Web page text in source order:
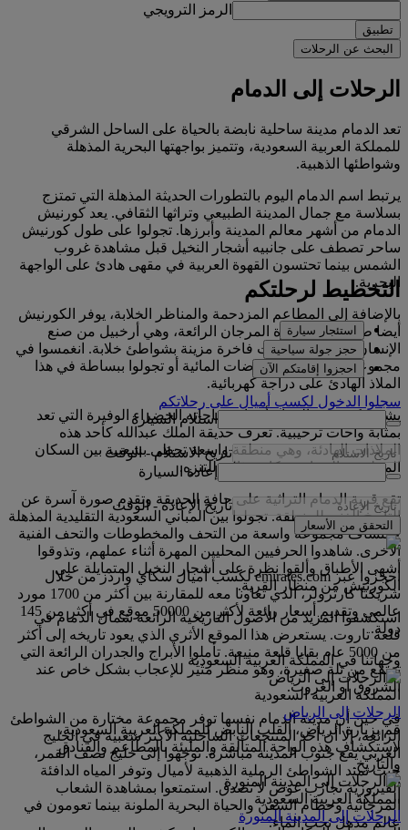
الرمز الترويجي
تطبيق
البحث عن الرحلات
الرحلات إلى الدمام
تعد الدمام مدينة ساحلية نابضة بالحياة على الساحل الشرقي
للمملكة العربية السعودية، وتتميز بواجهتها البحرية المذهلة
وشواطئها الذهبية.
يرتبط اسم الدمام اليوم بالتطورات الحديثة المذهلة التي تمتزج
بسلاسة مع جمال المدينة الطبيعي وتراثها الثقافي. يعد كورنيش
الدمام من أشهر معالم المدينة وأبرزها. تجولوا على طول كورنيش
ساحر تصطف على جانبيه أشجار النخيل قبل مشاهدة غروب
الشمس بينما تحتسون القهوة العربية في مقهى هادئ على الواجهة
البحرية.
بالإضافة إلى المطاعم المزدحمة والمناظر الخلابة، يوفر الكورنيش
أيضا طريقا إلى جزيرة المرجان الرائعة، وهي أرخبيل من صنع
الإنسان تحتضن منتجعات فاخرة مزينة بشواطئ خلابة. انغمسوا في
مجموعة متنوعة من الرياضات المائية أو تجولوا ببساطة في هذا
الملاذ الهادئ على دراجة كهربائية.
يشتهر كورنيش الدمام أيضا بمساحاته الخضراء الوفيرة التي تعد
بمثابة واحات ترحيبية. تعرف حديقة الملك عبدالله كأحد هذه
الملاذات الهادئة، وهي منطقة واسعة تحظى بشعبية بين السكان
المحليين والسياح ومكان مثالي للتنزه.
تقع قرية الدمام التراثية على حافة الحديقة وتقدم صورة آسرة عن
التاريخ الغني للمنطقة. تجولوا بين المباني السعودية التقليدية المذهلة
لاكتشاف مجموعة واسعة من التحف والمخطوطات والتحف الفنية
الأخرى. شاهدوا الحرفيين المحليين المهرة أثناء عملهم، وتذوقوا
أشهى الأطباق وألقوا نظرة على أشجار النخيل المتمايلة على
الكورنيش من منظار القرية.
استكشفوا المزيد من الأصول التاريخية الرائعة شمال الدمام في
قلعة تاروت. يستعرض هذا الموقع الأثري الذي يعود تاريخه إلى أكثر
من 5000 عام بقايا قلعة منيعة. تأملوا الأبراج والجدران الرائعة التي
ترتفع من تلة صغيرة، وهو منظر مثير للإعجاب بشكل خاص عند
الشروق أو الغروب.
في حين أن مدينة الدمام نفسها توفر مجموعة مختارة من الشواطئ
الرائعة، إلا أن أحد المنتجعات الساحلية الأكثر شعبية في الخليج
العربي يقع جنوب المدينة مباشرة. توجهوا إلى خليج نصف القمر،
حيث تمتد الشواطئ الرملية الذهبية لأميال وتوفر المياه الدافئة
الفيروزية تجارب غوص لا تصدق. استمتعوا بمشاهدة الشعاب
المرجانية وحطام السفن والحياة البحرية الملونة بينما تعومون في
عالم مذهل تحت الماء.
التخطيط لرحلتكم
استئجار سيارة
حجز جولة سياحية
احجزوا إقامتكم الآن
سجلوا الدخول لكسب أميالٍ على رحلاتكم
استلام السيارة
تاريخ الاستلام - الوقت
إعادة السيارة
تاريخ الإعادة - الوقت
التحقق من الأسعار
احجزوا عبر emirates.com لكسب أميال سكاي واردز من خلال
شريكنا كارترولر، الذي تعاونا معه للمقارنة بين أكثر من 1700 مورد
عالمي وتقديم أسعار رائعة لأكثر من 50000 موقع في أكثر من 145
دولة.
وجهاتنا في المملكة العربية السعودية
المملكة العربية السعودية
الرحلات إلى الرياض
قم بزيارة الرياض، القلب النابض للمملكة العربية السعودية،
لاستكشاف هذه الواحة المتألقة والمليئة بالمطاعم والفنادق
والتاريخ.
المملكة العربية السعودية
الرحلات إلى المدينة المنورة